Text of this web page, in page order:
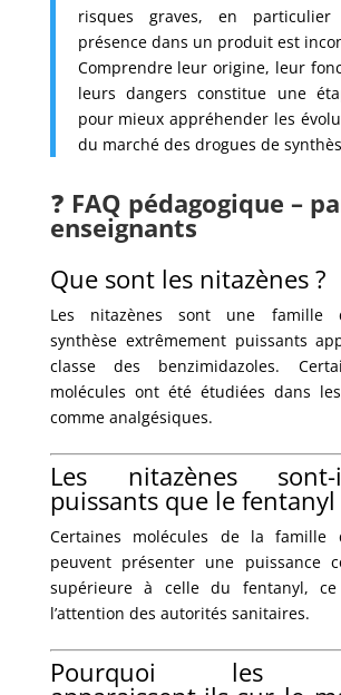
risques graves, en
présence dans un produit est
Comprendre leur origine, leur
leurs dangers constitue une
pour mieux appréhender les
du marché des drogues de
❓ FAQ pédagogique –
enseignants
Que sont les nitazènes ?
Les nitazènes sont une famille
synthèse extrêmement puissants
classe des benzimidazoles.
molécules ont été étudiées dans
comme analgésiques.
Les nitazènes
puissants que le fentanyl
Certaines molécules de la famille
peuvent présenter une puissance
supérieure à celle du fentanyl,
l’attention des autorités sanitaires.
Pourquoi les